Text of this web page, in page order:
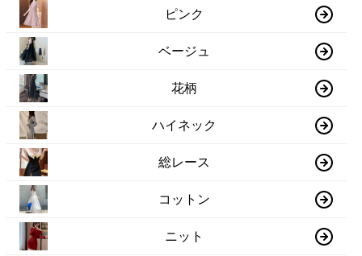
ピンク
ベージュ
花柄
ハイネック
総レース
コットン
ニット